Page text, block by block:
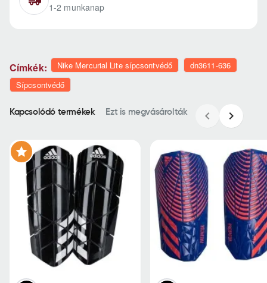
1-2 munkanap
Címkék: Nike Mercurial Lite sípcsontvédő
dn3611-636
Sípcsontvédő
Kapcsolódó termékek Ezt is megvásárolták